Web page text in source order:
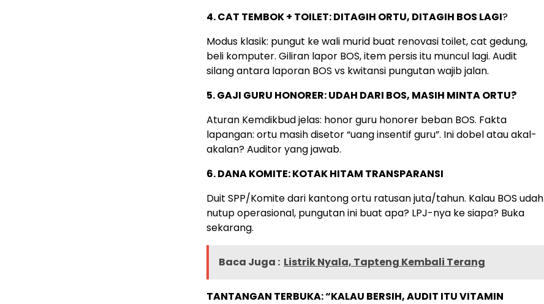
4. CAT TEMBOK + TOILET: DITAGIH ORTU, DITAGIH BOS LAGI?
Modus klasik: pungut ke wali murid buat renovasi toilet, cat gedung,
beli komputer. Giliran lapor BOS, item persis itu muncul lagi. Audit
silang antara laporan BOS vs kwitansi pungutan wajib jalan.
5. GAJI GURU HONORER: UDAH DARI BOS, MASIH MINTA ORTU?
Aturan Kemdikbud jelas: honor guru honorer beban BOS. Fakta
lapangan: ortu masih disetor “uang insentif guru”. Ini dobel atau akal-
akalan? Auditor yang jawab.
6. DANA KOMITE: KOTAK HITAM TRANSPARANSI
Duit SPP/Komite dari kantong ortu ratusan juta/tahun. Kalau BOS udah
nutup operasional, pungutan ini buat apa? LPJ-nya ke siapa? Buka
sekarang.
Baca Juga : Listrik Nyala, Tapteng Kembali Terang
TANTANGAN TERBUKA: “KALAU BERSIH, AUDIT ITU VITAMIN